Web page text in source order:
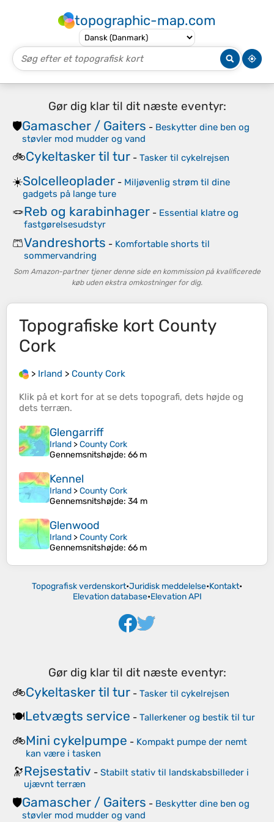
topographic-map.com
Gør dig klar til dit næste eventyr:
🛡️Gamascher / Gaiters - Beskytter dine ben og
støvler mod mudder og vand
🚲Cykeltasker til tur - Tasker til cykelrejsen
☀️Solcelleoplader - Miljøvenlig strøm til dine
gadgets på lange ture
🪢Reb og karabinhager - Essential klatre og
fastgørelsesudstyr
🩳Vandreshorts - Komfortable shorts til
sommervandring
Som Amazon-partner tjener denne side en kommission på kvalificerede
køb uden ekstra omkostninger for dig.
Topografiske kort County
Cork
> Irland > County Cork
Klik på et kort for at se dets topografi, dets højde og
dets terræn.
Glengarriff
Irland >County Cork
Gennemsnitshøjde: 66 m
Kennel
Irland >County Cork
Gennemsnitshøjde: 34 m
Glenwood
Irland >County Cork
Gennemsnitshøjde: 66 m
Topografisk verdenskort•Juridisk meddelelse•Kontakt•
Elevation database•Elevation API
Gør dig klar til dit næste eventyr:
🚲Cykeltasker til tur - Tasker til cykelrejsen
🍽️Letvægts service - Tallerkener og bestik til tur
🚲Mini cykelpumpe - Kompakt pumpe der nemt
kan være i tasken
🔭Rejsestativ - Stabilt stativ til landskabsbilleder i
ujævnt terræn
🛡️Gamascher / Gaiters - Beskytter dine ben og
støvler mod mudder og vand